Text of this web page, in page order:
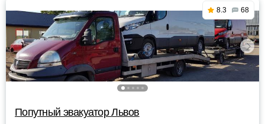
8.3 68
Попутный эвакуатор Львов